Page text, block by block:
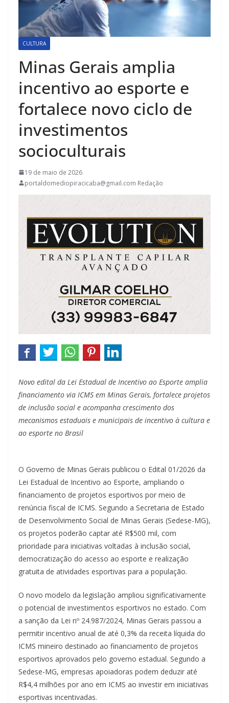
CULTURA
Minas Gerais amplia
incentivo ao esporte e
fortalece novo ciclo de
investimentos
socioculturais
19 de maio de 2026
portaldomediopiracicaba@gmail.com Redação
Novo edital da Lei Estadual de Incentivo ao Esporte amplia
financiamento via ICMS em Minas Gerais, fortalece projetos
de inclusão social e acompanha crescimento dos
mecanismos estaduais e municipais de incentivo à cultura e
ao esporte no Brasil
O Governo de Minas Gerais publicou o Edital 01/2026 da
Lei Estadual de Incentivo ao Esporte, ampliando o
financiamento de projetos esportivos por meio de
renúncia fiscal de ICMS. Segundo a Secretaria de Estado
de Desenvolvimento Social de Minas Gerais (Sedese-MG),
os projetos poderão captar até R$500 mil, com
prioridade para iniciativas voltadas à inclusão social,
democratização do acesso ao esporte e realização
gratuita de atividades esportivas para a população.
O novo modelo da legislação ampliou significativamente
o potencial de investimentos esportivos no estado. Com
a sanção da Lei nº 24.987/2024, Minas Gerais passou a
permitir incentivo anual de até 0,3% da receita líquida do
ICMS mineiro destinado ao financiamento de projetos
esportivos aprovados pelo governo estadual. Segundo a
Sedese-MG, empresas apoiadoras podem deduzir até
R$4,4 milhões por ano em ICMS ao investir em iniciativas
esportivas incentivadas.